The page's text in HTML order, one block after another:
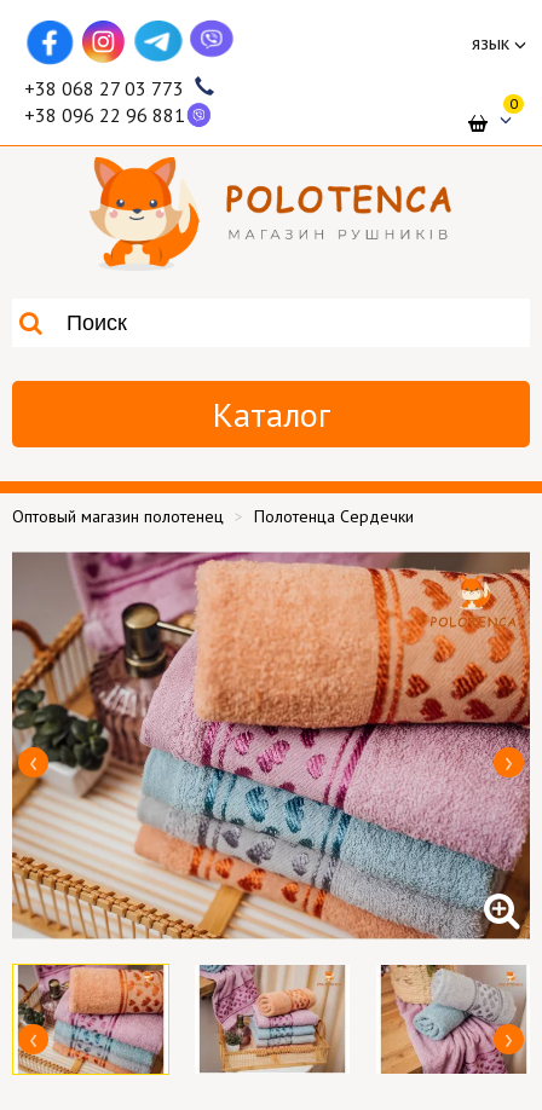
язык
+38 068 27 03 773
+38 096 22 96 881
0
Каталог
Оптовый магазин полотенец Полотенца Сердечки